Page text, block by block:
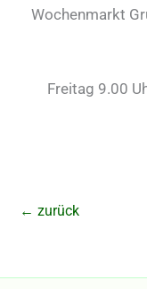
Wochenmarkt
Freitag 9.00
← zurück